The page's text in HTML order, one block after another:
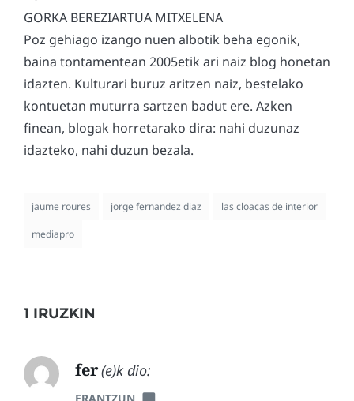
GORKA BEREZIARTUA MITXELENA
Poz gehiago izango nuen albotik beha egonik,
baina tontamentean 2005etik ari naiz blog honetan
idazten. Kulturari buruz aritzen naiz, bestelako
kontuetan muturra sartzen badut ere. Azken
finean, blogak horretarako dira: nahi duzunaz
idazteko, nahi duzun bezala.
jaume roures jorge fernandez diaz las cloacas de interior
mediapro
1 IRUZKIN
fer(e)k dio: